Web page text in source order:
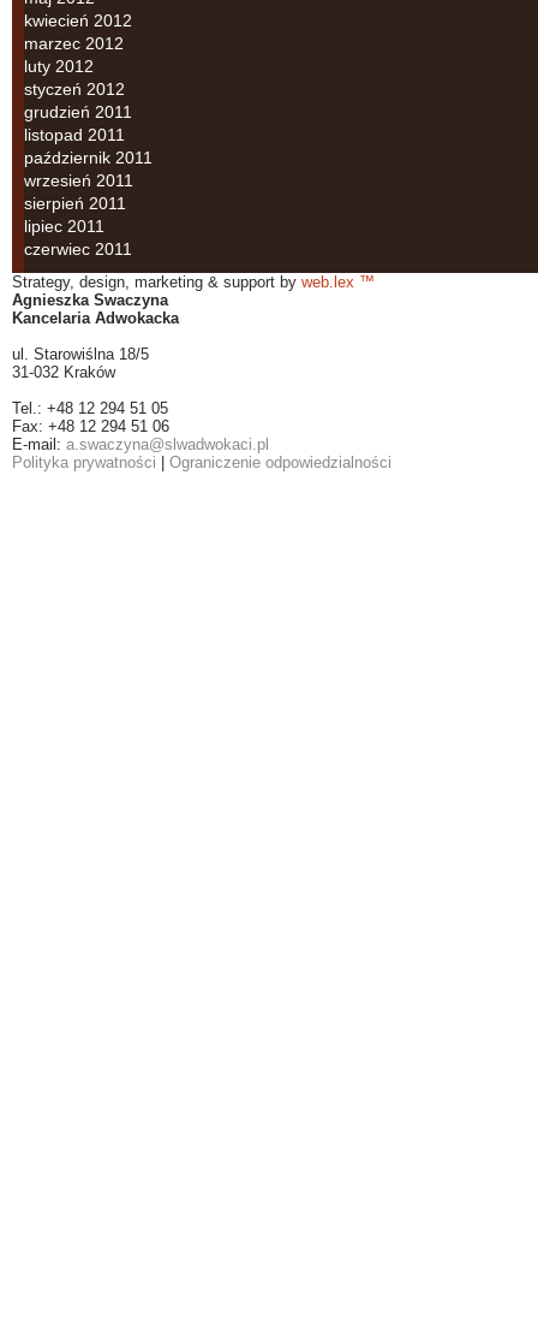
kwiecień 2012
marzec 2012
luty 2012
styczeń 2012
grudzień 2011
listopad 2011
październik 2011
wrzesień 2011
sierpień 2011
lipiec 2011
czerwiec 2011
Strategy, design, marketing & support by web.lex ™
Agnieszka Swaczyna
Kancelaria Adwokacka
ul. Starowiślna 18/5
31-032 Kraków
Tel.: +48 12 294 51 05
Fax: +48 12 294 51 06
E-mail: a.swaczyna@slwadwokaci.pl
Polityka prywatności
Ograniczenie odpowiedzialności